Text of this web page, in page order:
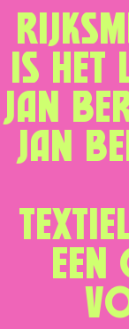
is het
Jan
Jan